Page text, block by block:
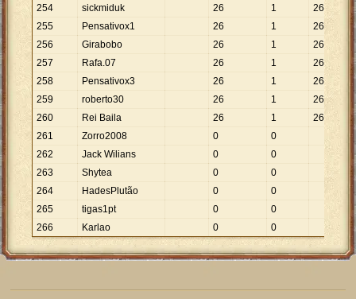
254
sickmiduk 26 1
26
255
Pensativox1 26 1
26
256
Girabobo 26 1
26
257
Rafa.07 26 1
26
258
Pensativox3 26 1
26
259
roberto30 26 1
26
260
Rei Baila 26 1
26
261
Zorro2008 0
0
262
Jack Wilians 0
0
263
Shytea 0
0
264
HadesPlutão 0
0
265
tigas1pt 0
0
266
Karlao 0 0